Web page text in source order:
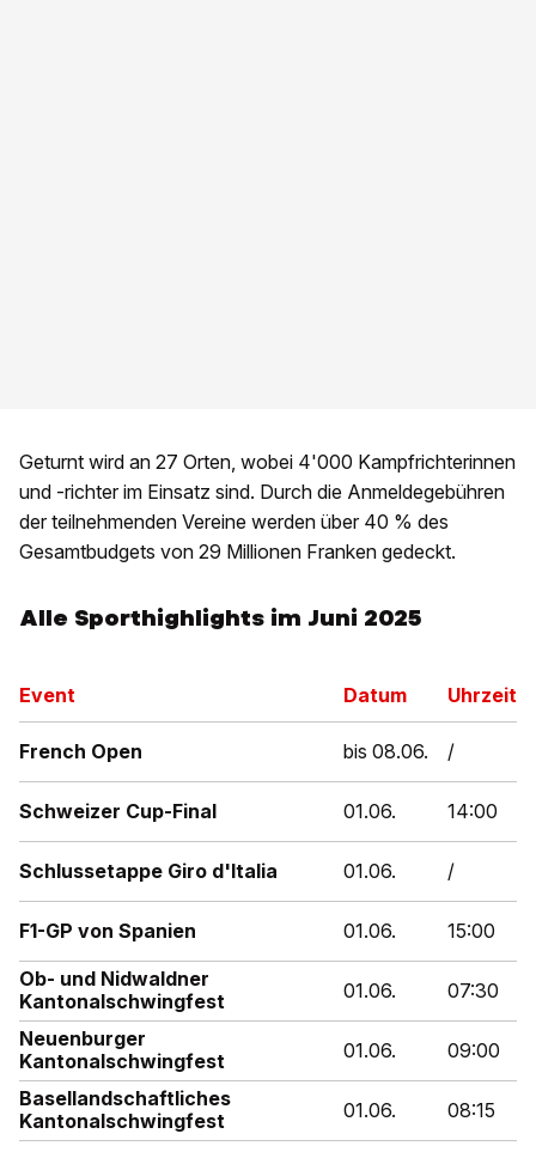
Geturnt wird an 27 Orten, wobei 4'000 Kampfrichterinnen
und -richter im Einsatz sind. Durch die Anmeldegebühren
der teilnehmenden Vereine werden über 40 % des
Gesamtbudgets von 29 Millionen Franken gedeckt.
Alle Sporthighlights im Juni 2025
Event Datum Uhrzeit
French Open bis 08.06. /
Schweizer Cup-Final 01.06. 14:00
Schlussetappe Giro d'Italia 01.06. /
F1-GP von Spanien 01.06.
15:00
Ob- und Nidwaldner
Kantonalschwingfest
01.06.
07:30
Neuenburger
Kantonalschwingfest
01.06.
09:00
Basellandschaftliches
Kantonalschwingfest
01.06. 08:15